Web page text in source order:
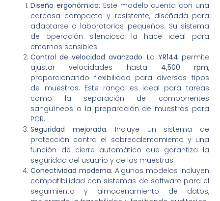
Diseño ergonómico: Este modelo cuenta con una
carcasa compacta y resistente, diseñada para
adaptarse a laboratorios pequeños. Su sistema
de operación silencioso la hace ideal para
entornos sensibles.
Control de velocidad avanzado: La YR144 permite
ajustar velocidades hasta 4,500 rpm,
proporcionando flexibilidad para diversos tipos
de muestras. Este rango es ideal para tareas
como la separación de componentes
sanguíneos o la preparación de muestras para
PCR.
Seguridad mejorada: Incluye un sistema de
protección contra el sobrecalentamiento y una
función de cierre automático que garantiza la
seguridad del usuario y de las muestras.
Conectividad moderna: Algunos modelos incluyen
compatibilidad con sistemas de software para el
seguimiento y almacenamiento de datos,